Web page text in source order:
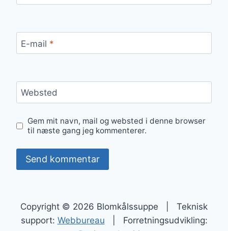
E-mail *
Websted
Gem mit navn, mail og websted i denne browser
til næste gang jeg kommenterer.
Copyright © 2026 Blomkålssuppe | Teknisk
support: Webbureau | Forretningsudvikling: